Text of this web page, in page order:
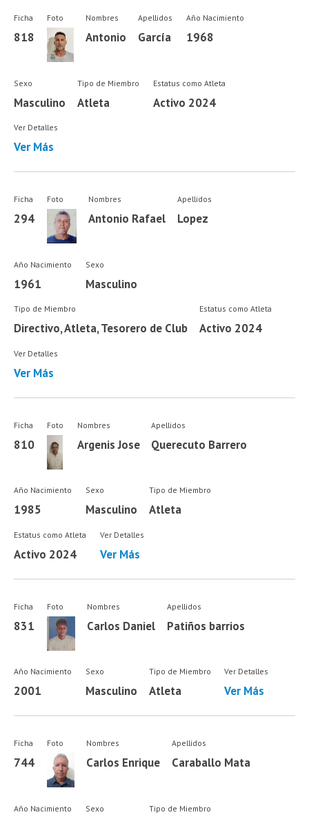
Ficha
818
Foto Nombres
Antonio
Apellidos
García
Año Nacimiento
1968
Sexo
Masculino
Tipo de Miembro
Atleta
Estatus como Atleta
Activo 2024
Ver Detalles
Ver Más
Ficha
294
Foto Nombres
Antonio Rafael
Apellidos
Lopez
Año Nacimiento
1961
Sexo
Masculino
Tipo de Miembro
Directivo, Atleta, Tesorero de Club
Estatus como Atleta
Activo 2024
Ver Detalles
Ver Más
Ficha
810
Foto Nombres
Argenis Jose
Apellidos
Querecuto Barrero
Año Nacimiento
1985
Sexo
Masculino
Tipo de Miembro
Atleta
Estatus como Atleta
Activo 2024
Ver Detalles
Ver Más
Ficha
831
Foto Nombres
Carlos Daniel
Apellidos
Patiños barrios
Año Nacimiento
2001
Sexo
Masculino
Tipo de Miembro
Atleta
Ver Detalles
Ver Más
Ficha
744
Foto Nombres
Carlos Enrique
Apellidos
Caraballo Mata
Año Nacimiento Sexo Tipo de Miembro